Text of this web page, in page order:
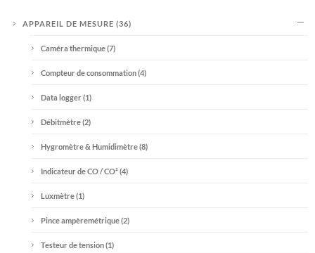
APPAREIL DE MESURE (36)
Caméra thermique(7)
Compteur de consommation(4)
Data logger(1)
Débitmètre(2)
Hygromètre & Humidimètre(8)
Indicateur de CO / CO²(4)
Luxmètre(1)
Pince ampèremétrique(2)
Testeur de tension(1)